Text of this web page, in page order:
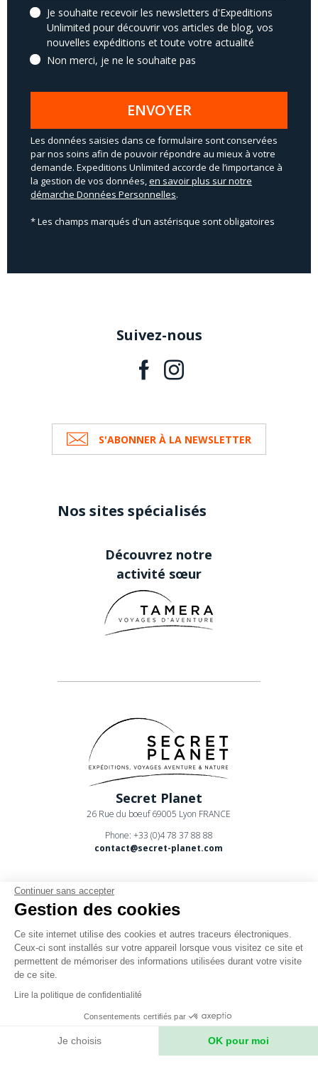
Je souhaite recevoir les newsletters d'Expeditions
Unlimited pour découvrir vos articles de blog, vos
nouvelles expéditions et toute votre actualité
Non merci, je ne le souhaite pas
ENVOYER
Les données saisies dans ce formulaire sont conservées
par nos soins afin de pouvoir répondre au mieux à votre
demande. Expeditions Unlimited accorde de l’importance à
la gestion de vos données,en savoir plus sur notre
démarche Données Personnelles.
* Les champs marqués d'un astérisque sont obligatoires
Suivez-nous
S'ABONNER À LA NEWSLETTER
Nos sites spécialisés
Découvrez notre
activité sœur
Secret Planet
26 Rue du boeuf 69005 Lyon FRANCE
Phone: +33 (0)4 78 37 88 88
contact@secret-planet.com
Youtube
Podcast
Mentions légales
Continuer sans accepter
Gestion des cookies
Ce site internet utilise des cookies et autres traceurs électroniques.
Ceux-ci sont installés sur votre appareil lorsque vous visitez ce site et
permettent de mémoriser des informations utilisées durant votre visite
de ce site.
Lire la politique de confidentialité
Consentements certifiés par
Je choisis OK pour moi